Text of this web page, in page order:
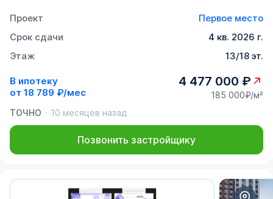
Проект
Первое место
Срок сдачи
4 кв. 2026 г.
Этаж
13/18 эт.
В ипотеку
от 18 789 ₽/мес
4 477 000 ₽
185 000₽/м²
ТОЧНО
10 месяцев назад
Позвонить застройщику